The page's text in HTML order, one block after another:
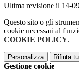
Ultima revisione il 14-
Questo sito o gli
cookie necessari al
COOKIE POLICY.
Personalizza Rifiuta
Gestione cookie